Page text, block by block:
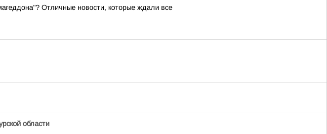
Отличные новости, которые ждали все
области